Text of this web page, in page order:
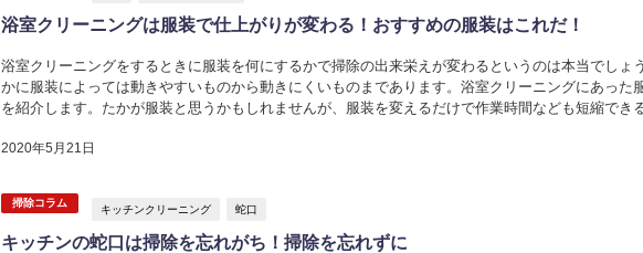
浴室クリーニングは服装で仕上がりが変わる！おすすめの服装はこれだ！
2020年5月21日
浴室クリーニングをするときに服装を何にするかで掃除の出来栄えが変わるというのは本当でしょ
かに服装によっては動きやすいものから動きにくいものまであります。浴室クリーニングにあった
を紹介します。たかが服装と思うかもしれませんが、服装を変えるだけで作業時間なども短縮でき
掃除コラム キッチンクリーニング 蛇口
キッチンの蛇口は掃除を忘れがち！掃除を忘れずに